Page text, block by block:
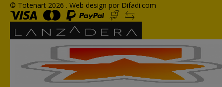
© Totenart 2026 . Web design por Difadi.com